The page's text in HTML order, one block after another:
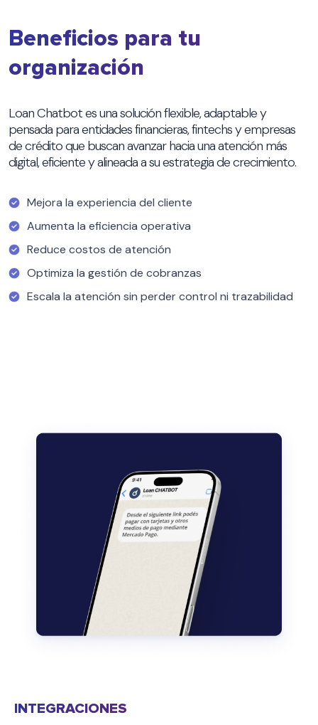
Beneficios para tu
organización
Loan Chatbot es una solución flexible, adaptable y
pensada para entidades financieras, fintechs y empresas
de crédito que buscan avanzar hacia una atención más
digital, eficiente y alineada a su estrategia de crecimiento.
Mejora la experiencia del cliente
Aumenta la eficiencia operativa
Reduce costos de atención
Optimiza la gestión de cobranzas
Escala la atención sin perder control ni trazabilidad
INTEGRACIONES